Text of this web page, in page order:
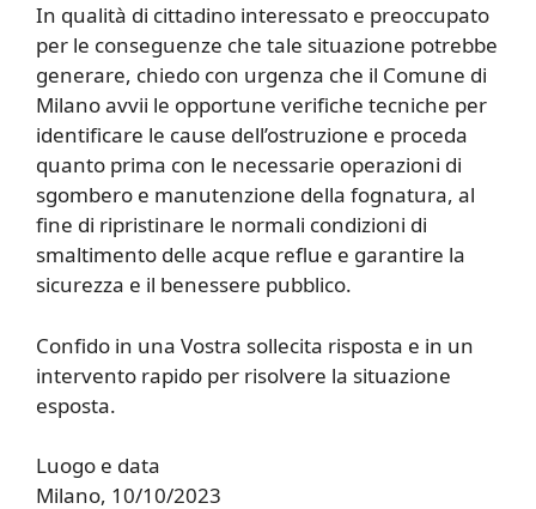
In qualità di cittadino interessato e preoccupato
per le conseguenze che tale situazione potrebbe
generare, chiedo con urgenza che il Comune di
Milano avvii le opportune verifiche tecniche per
identificare le cause dell’ostruzione e proceda
quanto prima con le necessarie operazioni di
sgombero e manutenzione della fognatura, al
fine di ripristinare le normali condizioni di
smaltimento delle acque reflue e garantire la
sicurezza e il benessere pubblico.
Confido in una Vostra sollecita risposta e in un
intervento rapido per risolvere la situazione
esposta.
Luogo e data
Milano, 10/10/2023